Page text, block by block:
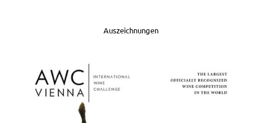
Auszeichnungen